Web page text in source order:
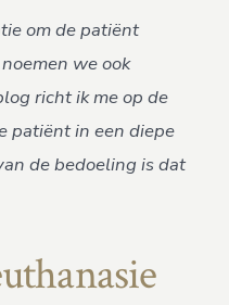
om de patiënt
we ook
richt ik me op de
patiënt in een diepe
de bedoeling is dat